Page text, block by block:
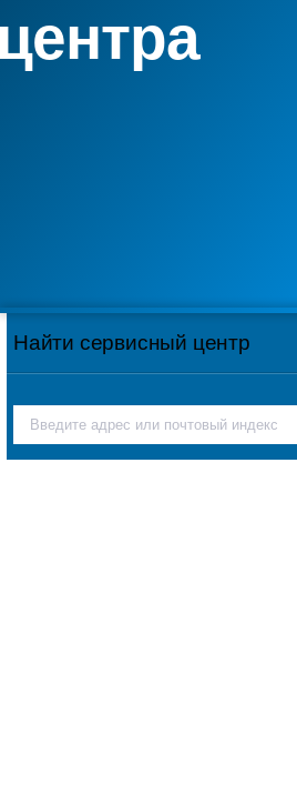
Найти сервисный центр